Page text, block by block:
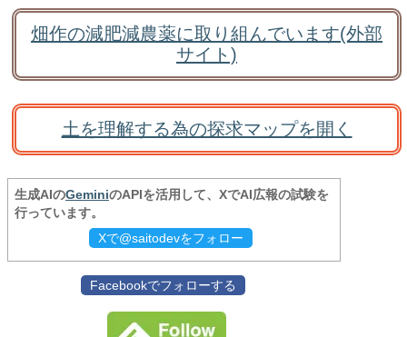
畑作の減肥減農薬に取り組んでいます(外部
サイト)
土を理解する為の探求マップを開く
生成AIのGeminiのAPIを活用して、XでAI広報の試験を
行っています。
Xで@saitodevをフォロー
Facebookでフォローする